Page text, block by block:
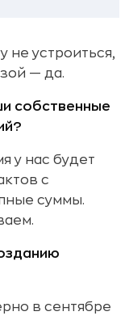
не устроиться,
— да.
собственные
у нас будет
с
суммы.
в сентябре